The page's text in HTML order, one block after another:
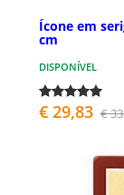
Ícone em
cm
DISPONÍVEL
€ 29,83 €